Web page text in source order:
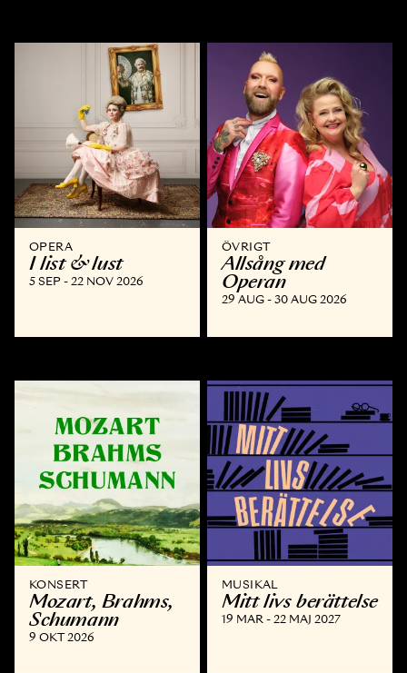
OPERA
I list & lust
5 SEP - 22 NOV 2026
ÖVRIGT
Allsång med
Operan
29 AUG - 30 AUG 2026
KONSERT
Mozart, Brahms,
Schumann
9 OKT 2026
MUSIKAL
Mitt livs berättelse
19 MAR - 22 MAJ 2027